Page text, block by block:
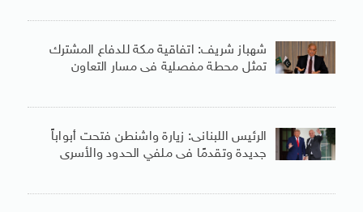
شهباز شريف: اتفاقية مكة للدفاع المشترك
تمثل محطة مفصلية فى مسار التعاون
الرئيس اللبنانى: زيارة واشنطن فتحت أبواباً
جديدة وتقدمًا فى ملفي الحدود والأسرى